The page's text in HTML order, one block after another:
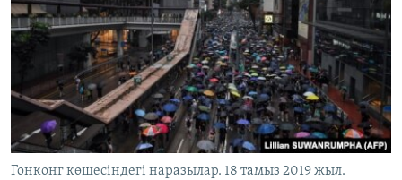
Гонконг көшесіндегі наразылар. 18 тамыз 2019 жыл.